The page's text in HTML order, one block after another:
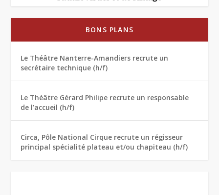
BONS PLANS
Le Théâtre Nanterre-Amandiers recrute un
secrétaire technique (h/f)
Le Théâtre Gérard Philipe recrute un responsable
de l’accueil (h/f)
Circa, Pôle National Cirque recrute un régisseur
principal spécialité plateau et/ou chapiteau (h/f)